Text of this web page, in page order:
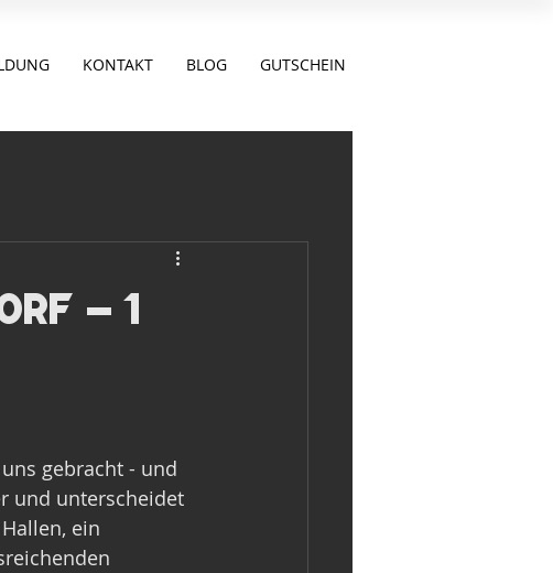
KONTAKT BLOG GUTSCHEIN
- 1
gebracht - und
und unterscheidet
ein